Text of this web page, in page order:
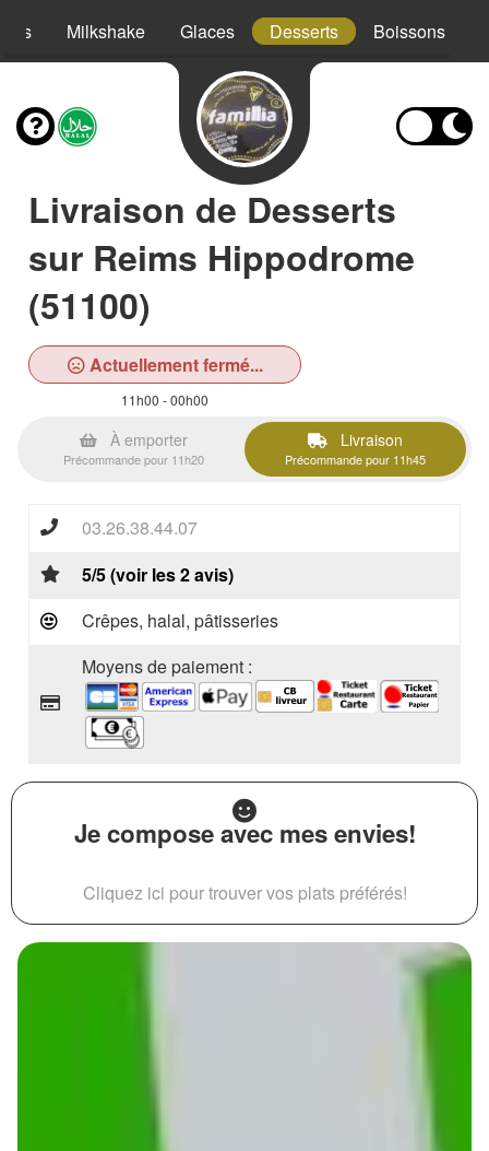
Milkshake Glaces Desserts Boissons
Livraison de Desserts
sur Reims Hippodrome
(51100)
Actuellement fermé...
11h00 - 00h00
À emporter
Précommande pour 11h20
Livraison
Précommande pour 11h45
03.26.38.44.07
5/5 (voir les 2 avis)
Crêpes, halal, pâtisseries
Moyens de paiement :
Je compose avec mes envies!
Cliquez ici pour trouver vos plats préférés!